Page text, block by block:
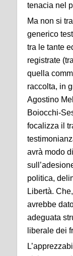
tenacia nel
Ma non si
generico
tra le tante
registrate
quella
raccolta, in
Agostino
Boiocchi-
focalizza il
avrà modo
politica,
Libertà.
avrebbe
adeguata
liberale dei